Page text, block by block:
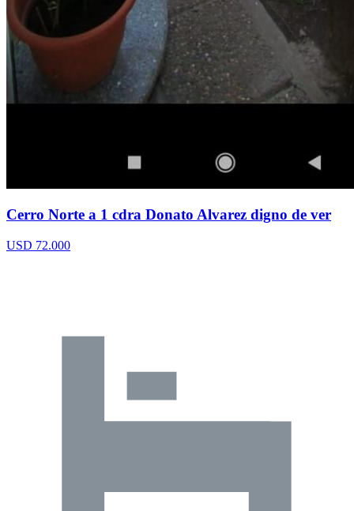
Cerro Norte a 1 cdra Donato Alvarez digno de ver
USD 72.000